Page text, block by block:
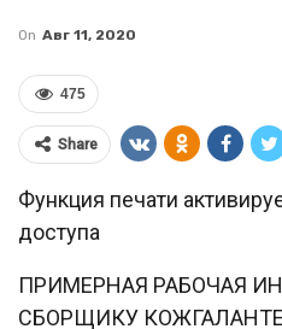
On Авг 11, 2020
475
Share
Функция печати
доступа
ПРИМЕРНАЯ РАБОЧАЯ
СБОРЩИКУ